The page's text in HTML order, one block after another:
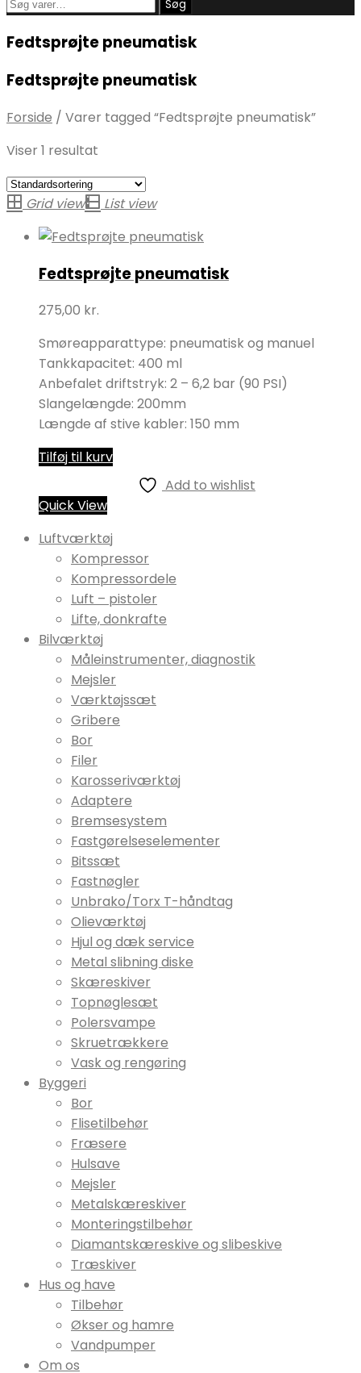
Søg
Fedtsprøjte pneumatisk
Fedtsprøjte pneumatisk
Forside / Varer tagged “Fedtsprøjte pneumatisk”
Viser 1 resultat
Grid view List view
Fedtsprøjte pneumatisk
275,00 kr.
Smøreapparattype: pneumatisk og manuel
Tankkapacitet: 400 ml
Anbefalet driftstryk: 2 – 6,2 bar (90 PSI)
Slangelængde: 200mm
Længde af stive kabler: 150 mm
Tilføj til kurv
Add to wishlist
Quick View
Luftværktøj
Kompressor
Kompressordele
Luft – pistoler
Lifte, donkrafte
Bilværktøj
Måleinstrumenter, diagnostik
Mejsler
Værktøjssæt
Gribere
Bor
Filer
Karosseriværktøj
Adaptere
Bremsesystem
Fastgørelseselementer
Bitssæt
Fastnøgler
Unbrako/Torx T-håndtag
Olieværktøj
Hjul og dæk service
Metal slibning diske
Skæreskiver
Topnøglesæt
Polersvampe
Skruetrækkere
Vask og rengøring
Byggeri
Bor
Flisetilbehør
Fræsere
Hulsave
Mejsler
Metalskæreskiver
Monteringstilbehør
Diamantskæreskive og slibeskive
Træskiver
Hus og have
Tilbehør
Økser og hamre
Vandpumper
Om os